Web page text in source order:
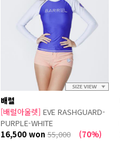
배럴
[배럴아울렛] EVE RASHGUARD-
PURPLE-WHITE
16,500 won55,000 (70%)